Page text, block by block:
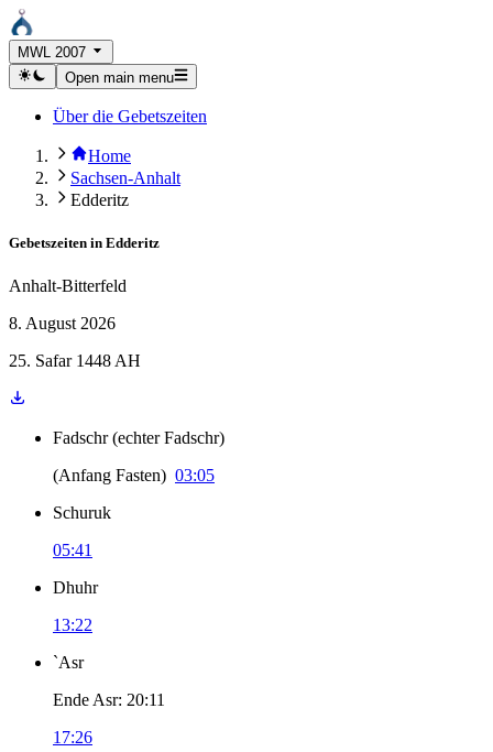
MWL 2007
Open main menu
Über die Gebetszeiten
Home
Sachsen-Anhalt
Edderitz
Gebetszeiten in Edderitz
Anhalt-Bitterfeld
8. August 2026
25. Safar 1448 AH
Fadschr (echter Fadschr)
(Anfang Fasten) 03:05
Schuruk
05:41
Dhuhr
13:22
`Asr
Ende Asr: 20:11
17:26